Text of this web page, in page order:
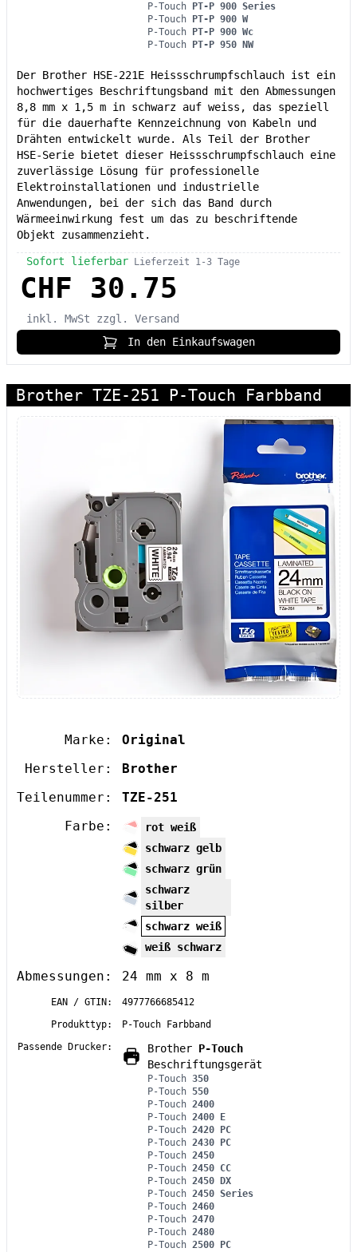
P-Touch PT-P 900 Series
P-Touch PT-P 900 W
P-Touch PT-P 900 Wc
P-Touch PT-P 950 NW
Der Brother HSE-221E Heissschrumpfschlauch ist ein
hochwertiges Beschriftungsband mit den Abmessungen
8,8 mm x 1,5 m in schwarz auf weiss, das speziell
für die dauerhafte Kennzeichnung von Kabeln und
Drähten entwickelt wurde. Als Teil der Brother
HSE-Serie bietet dieser Heissschrumpfschlauch eine
zuverlässige Lösung für professionelle
Elektroinstallationen und industrielle
Anwendungen, bei der sich das Band durch
Wärmeeinwirkung fest um das zu beschriftende
Objekt zusammenzieht.
Sofort lieferbar Lieferzeit 1-3 Tage
CHF 30.75
inkl. MwSt
zzgl. Versand
In den Einkaufswagen
Brother TZE-251 P-Touch Farbband
Marke:
Original
Hersteller:
Brother
Teilenummer:
TZE-251
Farbe:
rot weiß
schwarz gelb
schwarz grün
schwarz
silber
schwarz weiß
weiß schwarz
Abmessungen: 24 mm x 8 m
EAN / GTIN:
4977766685412
Produkttyp:
P-Touch Farbband
Passende Drucker:
Brother P-Touch
Beschriftungsgerät
P-Touch 350
P-Touch 550
P-Touch 2400
P-Touch 2400 E
P-Touch 2420 PC
P-Touch 2430 PC
P-Touch 2450
P-Touch 2450 CC
P-Touch 2450 DX
P-Touch 2450 Series
P-Touch 2460
P-Touch 2470
P-Touch 2480
P-Touch 2500 PC